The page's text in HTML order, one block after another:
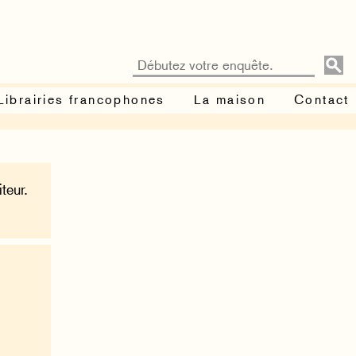
francophones La maison Contact